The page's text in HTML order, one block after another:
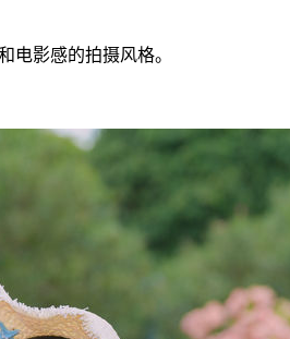
电影感的拍摄风格。